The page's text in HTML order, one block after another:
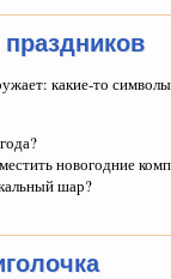
какие-то
новогодние
шар?